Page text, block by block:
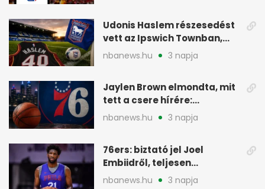
Udonis Haslem részesedést
vett az Ipswich Townban,
Premier League-szereplés
nbanews.hu 3 napja
Jaylen Brown elmondta, mit
tett a csere hírére:
elhajította a telefonját
nbanews.hu 3 napja
76ers: biztató jel Joel
Embiidről, teljesen
egészségesen készül
nbanews.hu 3 napja